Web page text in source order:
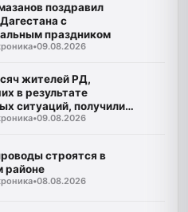
поздравил
с
праздником
•09.08.2026
жителей РД,
в результате
ситуаций, получили
поддержку
•09.08.2026
строятся в
районе
•08.08.2026